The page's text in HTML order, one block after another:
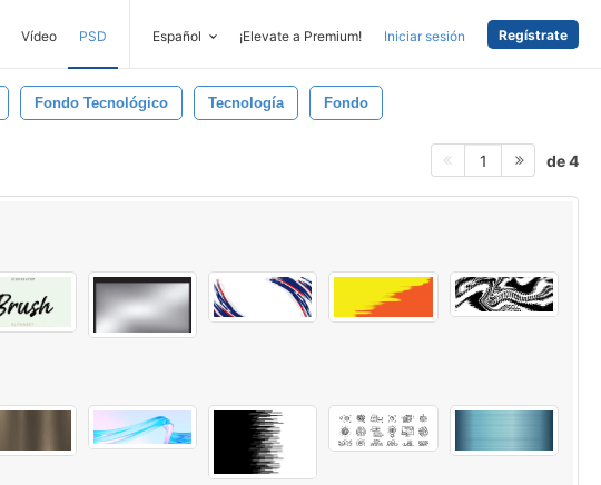
Vídeo PSD Español ¡Elevate a Premium! Iniciar sesión Regístrate
Fondo Tecnológico Tecnología Fondo
1 de 4